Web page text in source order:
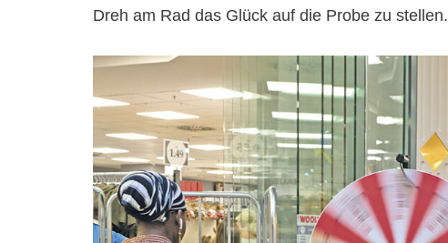
Dreh am Rad das Glück auf die Probe zu stellen.